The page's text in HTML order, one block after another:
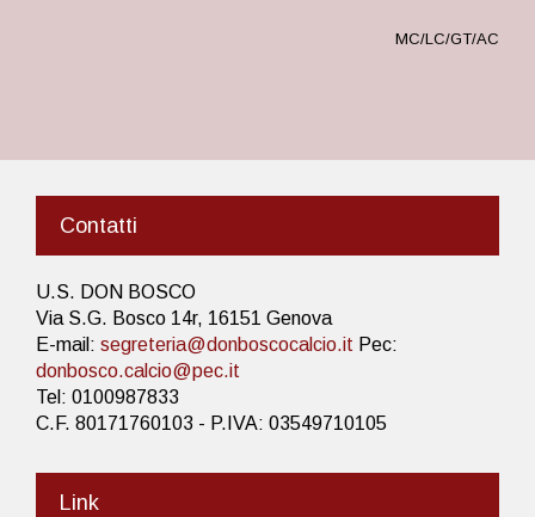
MC/LC/GT/AC
Contatti
U.S. DON BOSCO
Via S.G. Bosco 14r, 16151 Genova
E-mail: segreteria@donboscocalcio.it Pec:
donbosco.calcio@pec.it
Tel: 0100987833
C.F. 80171760103 - P.IVA: 03549710105
Link